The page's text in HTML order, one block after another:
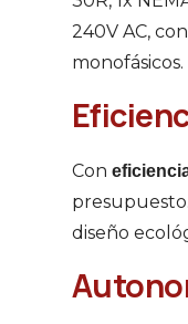
240V AC,
monofásicos.
Con
diseño